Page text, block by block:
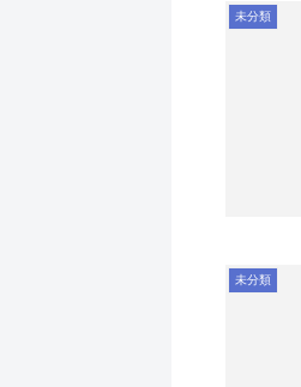
未分類
未分類